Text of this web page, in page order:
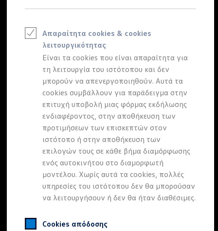
Απαραίτητα cookies & cookies
λειτουργικότητας
Είναι τα cookies που είναι απαραίτητα για
τη λειτουργία του ιστότοπου και δεν
μπορούν να απενεργοποιηθούν. Αυτά τα
cookies συμβάλλουν για παράδειγμα στην
επιτυχή υποβολή μιας φόρμας εκδήλωσης
ενδιαφέροντος, στην αποθήκευση των
προτιμήσεων των επισκεπτών στον
ιστότοπο ή στην αποθήκευση των
επιλογών τους σε κάθε βήμα διαμόρφωσης
ενός αυτοκινήτου στο διαμορφωτή
μοντέλου. Χωρίς αυτά τα cookies, πολλές
υπηρεσίες του ιστότοπου δεν θα μπορούσαν
να λειτουργήσουν ή δεν θα ήταν διαθέσιμες.
Cookies απόδοσης
Golf GTE
Νέο Tayron ehybrid
e-Tools για ηλεκτρικά αυτοκίνητα
Προσομοιωτής αυτονομίας
Προσομοιωτής χρόνου φόρτισης
Προσομοιωτής κόστους φόρτισης
ID. Ενημερώσεις λογισμικού
We Charge - Υπηρεσία Φόρτισης
Εύρεση δημόσιων σημείων φόρτισης
ID. Charger
Ενημέρωση ID.
Πλατφόρμα MEB
Μύθοι & Αλήθειες για την ηλεκτροκίνηση
Πού μπορώ να φορτίσω;
Πόσο μακριά μπορώ να φτάσω;
Πώς μπορώ να πληρώσω;
Πώς μπορώ να φορτίσω;
Η αντλία θερμότητας στα ID.
Η λειτουργία ανάκτησης ενέργειας κατά την
Το σύστημα πέδησης στα ID.
Διαθέσιμα νέα και μεταχειρισμένα αυτοκίνητα
Διαθέσιμα νέα αυτοκίνητα
Χρηματοδότηση και Leasing